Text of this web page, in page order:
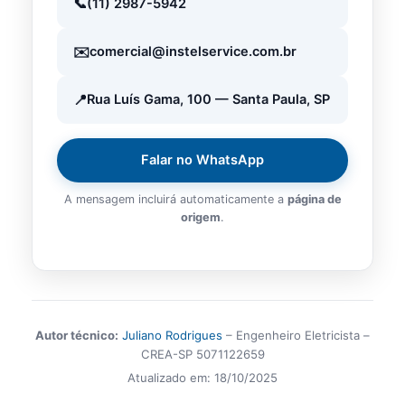
(11) 2987-5942
comercial@instelservice.com.br
Rua Luís Gama, 100 — Santa Paula, SP
Falar no WhatsApp
A mensagem incluirá automaticamente a página de
origem.
Autor técnico: Juliano Rodrigues – Engenheiro Eletricista –
CREA-SP 5071122659
Atualizado em: 18/10/2025